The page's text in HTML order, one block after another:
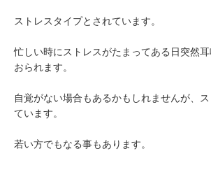
ストレスタイプとされています。
忙しい時にストレスがたまってある日突然
おられます。
自覚がない場合もあるかもしれませんが、
ています。
若い方でもなる事もあります。